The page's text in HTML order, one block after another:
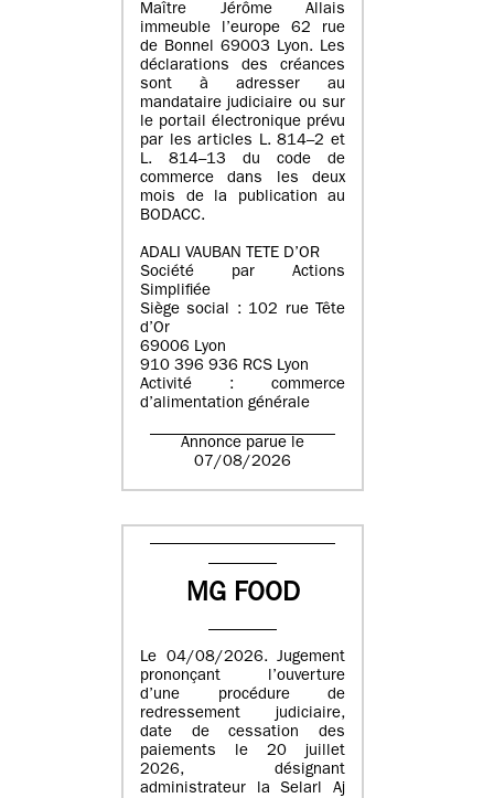
Maître Jérôme Allais
immeuble l’europe 62 rue
de Bonnel 69003 Lyon. Les
déclarations des créances
sont à adresser au
mandataire judiciaire ou sur
le portail électronique prévu
par les articles L. 814–2 et
L. 814–13 du code de
commerce dans les deux
mois de la publication au
BODACC.
ADALI VAUBAN TETE D’OR
Société par Actions
Simplifiée
Siège social : 102 rue Tête
d’Or
69006 Lyon
910 396 936 RCS Lyon
Activité : commerce
d’alimentation générale
Annonce parue le
07/08/2026
MG FOOD
Le 04/08/2026. Jugement
prononçant l’ouverture
d’une procédure de
redressement judiciaire,
date de cessation des
paiements le 20 juillet
2026, désignant
administrateur la Selarl Aj